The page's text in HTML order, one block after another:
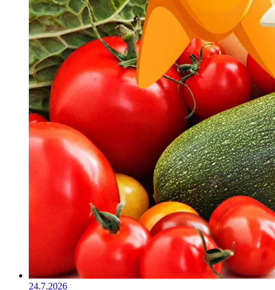
24.7.2026